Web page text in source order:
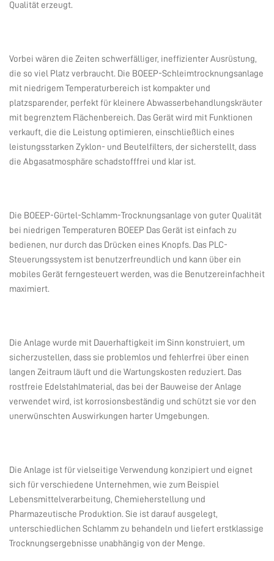
Qualität erzeugt.
Vorbei wären die Zeiten schwerfälliger, ineffizienter Ausrüstung,
die so viel Platz verbraucht. Die BOEEP-Schleimtrocknungsanlage
mit niedrigem Temperaturbereich ist kompakter und
platzsparender, perfekt für kleinere Abwasserbehandlungskräuter
mit begrenztem Flächenbereich. Das Gerät wird mit Funktionen
verkauft, die die Leistung optimieren, einschließlich eines
leistungsstarken Zyklon- und Beutelfilters, der sicherstellt, dass
die Abgasatmosphäre schadstofffrei und klar ist.
Die BOEEP-Gürtel-Schlamm-Trocknungsanlage von guter Qualität
bei niedrigen Temperaturen BOEEP Das Gerät ist einfach zu
bedienen, nur durch das Drücken eines Knopfs. Das PLC-
Steuerungssystem ist benutzerfreundlich und kann über ein
mobiles Gerät ferngesteuert werden, was die Benutzereinfachheit
maximiert.
Die Anlage wurde mit Dauerhaftigkeit im Sinn konstruiert, um
sicherzustellen, dass sie problemlos und fehlerfrei über einen
langen Zeitraum läuft und die Wartungskosten reduziert. Das
rostfreie Edelstahlmaterial, das bei der Bauweise der Anlage
verwendet wird, ist korrosionsbeständig und schützt sie vor den
unerwünschten Auswirkungen harter Umgebungen.
Die Anlage ist für vielseitige Verwendung konzipiert und eignet
sich für verschiedene Unternehmen, wie zum Beispiel
Lebensmittelverarbeitung, Chemieherstellung und
Pharmazeutische Produktion. Sie ist darauf ausgelegt,
unterschiedlichen Schlamm zu behandeln und liefert erstklassige
Trocknungsergebnisse unabhängig von der Menge.